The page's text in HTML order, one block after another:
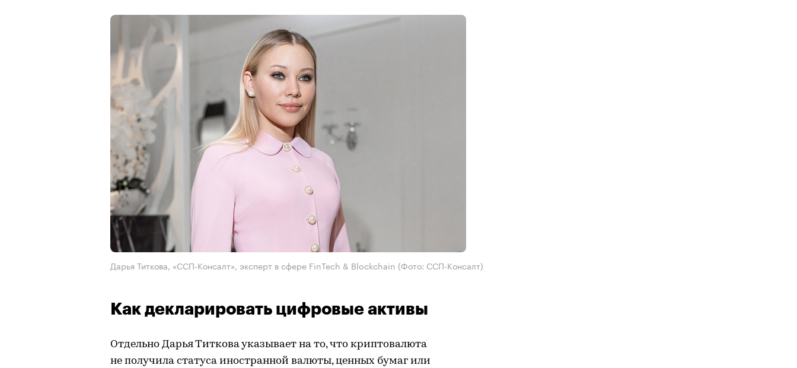
Дарья Титкова, «ССП-Консалт», эксперт в сфере FinTech & Blockchain (Фото: ССП-Консалт)
Как декларировать цифровые активы
Отдельно Дарья Титкова указывает на то, что криптовалюта
не получила статуса иностранной валюты, ценных бумаг или